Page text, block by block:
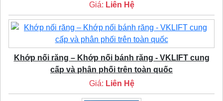
Giá: Liên Hệ
Khớp nối răng – Khớp nối bánh răng - VKLIFT cung
cấp và phân phối trên toàn quốc
Giá: Liên Hệ